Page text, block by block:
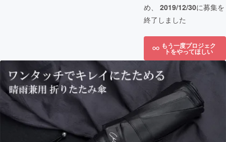
め、 2019/12/30に募集を
終了しました
もう一度プロジェク
トをやってほしい